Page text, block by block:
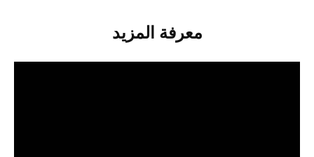
معرفة المزيد